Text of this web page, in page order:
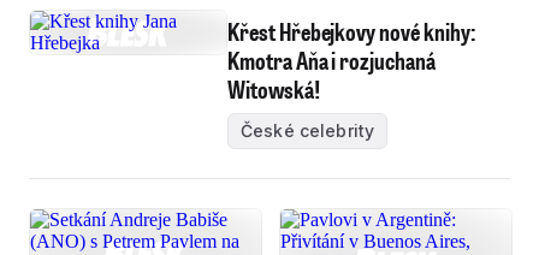
Křest Hřebejkovy nové knihy:
Kmotra Aňa i rozjuchaná
Witowská!
České celebrity